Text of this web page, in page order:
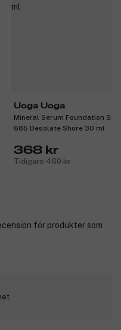
Uoga Uoga
Mineral Serum Foundation
685 Desolate Shore 30 ml
368 kr
Tidigare 460 kr
för produkter som